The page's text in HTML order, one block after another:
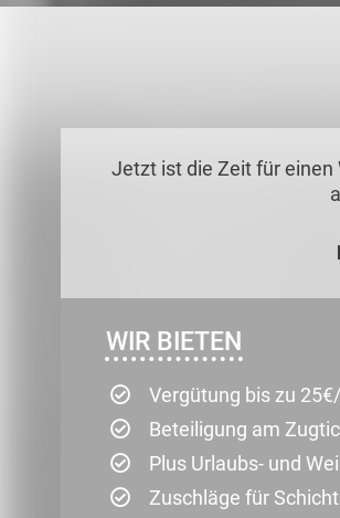
Jetzt ist die Zeit für
WIR BIETEN
Vergütung bis zu
Beteiligung am
Plus Urlaubs- und
Zuschläge für